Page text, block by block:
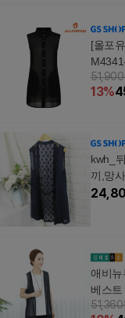
[올포
51,900
13%
kwh_
끼,망
애비
베스트
폰
51,360